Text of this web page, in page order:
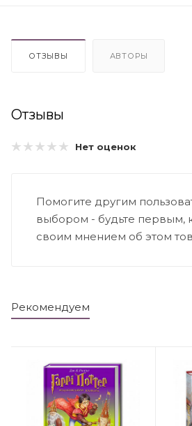
ОТЗЫВЫ АВТОРЫ
Отзывы
Нет оценок
Помогите другим
выбором - будьте первым,
своим мнением об этом
Рекомендуем